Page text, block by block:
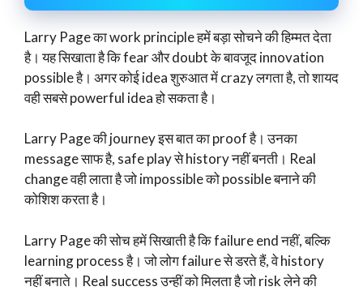
Larry Page का work principle हमें बड़ा सोचने की हिम्मत देता
है। यह सिखाता है कि fear और doubt के बावजूद innovation
possible है। अगर कोई idea शुरुआत में crazy लगता है, तो शायद
वही सबसे powerful idea हो सकता है।
Larry Page की journey इस बात का proof है। उनका
message साफ है, safe play से history नहीं बनती। Real
change वही लाता है जो impossible को possible बनाने की
कोशिश करता है।
Larry Page की सोच हमें सिखाती है कि failure end नहीं, बल्कि
learning process है। जो लोग failure से डरते हैं, वे history
नहीं बनाते। Real success उन्हीं को मिलता है जो risk लेने की